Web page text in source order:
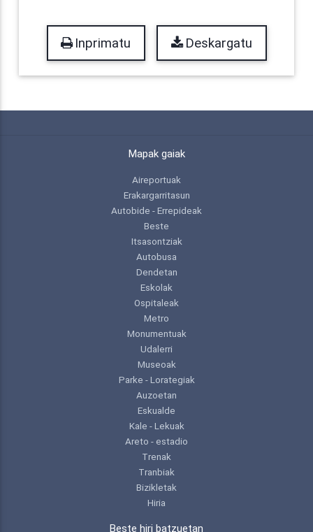
Inprimatu Deskargatu
Mapak gaiak
Aireportuak
Erakargarritasun
Autobide - Errepideak
Beste
Itsasontziak
Autobusa
Dendetan
Eskolak
Ospitaleak
Metro
Monumentuak
Udalerri
Museoak
Parke - Lorategiak
Auzoetan
Eskualde
Kale - Lekuak
Areto - estadio
Trenak
Tranbiak
Bizikletak
Hiria
Beste hiri batzuetan